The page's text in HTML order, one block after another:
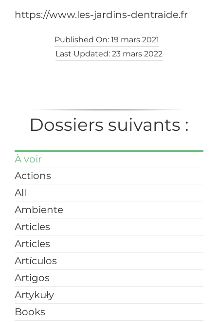
https://www.les-jardins-dentraide.fr
Published On: 19 mars 2021
Last Updated: 23 mars 2022
Dossiers suivants :
À voir
Actions
All
Ambiente
Articles
Articles
Artículos
Artigos
Artykuły
Books